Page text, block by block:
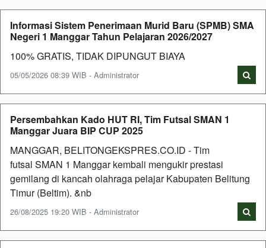
Informasi Sistem Penerimaan Murid Baru (SPMB) SMA
Negeri 1 Manggar Tahun Pelajaran 2026/2027
100% GRATIS, TIDAK DIPUNGUT BIAYA
05/05/2026 08:39 WIB - Administrator
Persembahkan Kado HUT RI, Tim Futsal SMAN 1
Manggar Juara BIP CUP 2025
MANGGAR, BELITONGEKSPRES.CO.ID - Tim
futsal SMAN 1 Manggar kembali mengukir prestasi
gemilang di kancah olahraga pelajar Kabupaten Belitung
Timur (Beltim). &nb
26/08/2025 19:20 WIB - Administrator